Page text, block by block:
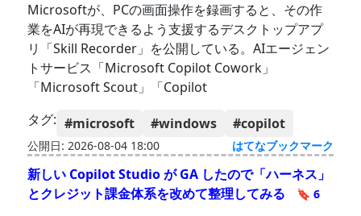
Microsoftが、PCの画面操作を録画すると、その作
業をAIが再現できるよう支援するデスクトップアプ
リ「Skill Recorder」を公開している。AIエージェン
トサービス「Microsoft Copilot Cowork」
「Microsoft Scout」「Copilot
タグ: #microsoft #windows #copilot
公開日: 2026-08-04 18:00 はてなブックマーク
新しい Copilot Studio が GA したので「ハーネス」
とクレジット課金体系を改めて整理してみる
🔖 6